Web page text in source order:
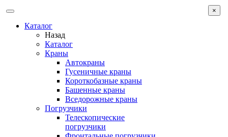
Каталог
Назад
Каталог
Краны
Автокраны
Гусеничные краны
Короткобазные краны
Башенные краны
Вcедорожные краны
Погрузчики
Телескопические
погрузчики
×